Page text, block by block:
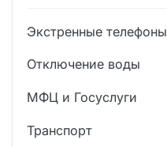
Экстренные телефоны
Отключение воды
МФЦ и Госуслуги
Транспорт